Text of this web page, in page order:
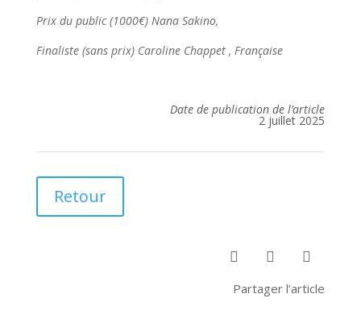
Prix du public (1000€) Nana Sakino,
Finaliste (sans prix) Caroline Chappet , Française
Date de publication de l’article
2 juillet 2025
Retour
 

Partager l’article